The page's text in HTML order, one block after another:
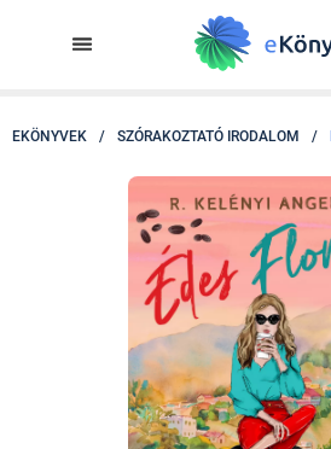
EKÖNYVEK / SZÓRAKOZTATÓ IRODALOM /